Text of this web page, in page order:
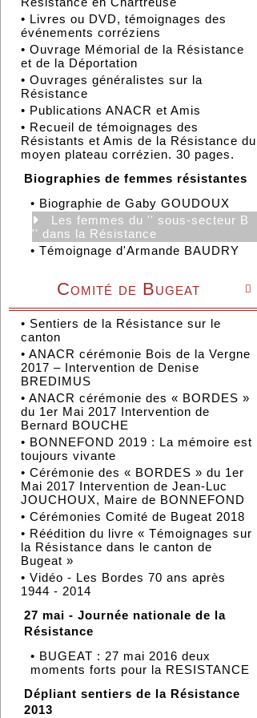
• Livres ou DVD, témoignages des
événements corréziens
• Ouvrage Mémorial de la Résistance
et de la Déportation
• Ouvrages généralistes sur la
Résistance
• Publications ANACR et Amis
• Recueil de témoignages des
Résistants et Amis de la Résistance du
moyen plateau corrézien. 30 pages.
Biographies de femmes résistantes
• Biographie de Gaby GOUDOUX
Les femmes du '' sous-secteur B
'' dans la Résistance
• Témoignage d'Armande BAUDRY

Comité de Bugeat
• Sentiers de la Résistance sur le
canton
• ANACR cérémonie Bois de la Vergne
2017 – Intervention de Denise
BREDIMUS
• ANACR cérémonie des « BORDES »
du 1er Mai 2017 Intervention de
Bernard BOUCHE
• BONNEFOND 2019 : La mémoire est
toujours vivante
• Cérémonie des « BORDES » du 1er
Mai 2017 Intervention de Jean-Luc
JOUCHOUX, Maire de BONNEFOND
• Cérémonies Comité de Bugeat 2018
• Réédition du livre « Témoignages sur
la Résistance dans le canton de
Bugeat »
• Vidéo - Les Bordes 70 ans après
1944 - 2014
27 mai - Journée nationale de la
Résistance
• BUGEAT : 27 mai 2016 deux
moments forts pour la RESISTANCE
Dépliant sentiers de la Résistance
2013